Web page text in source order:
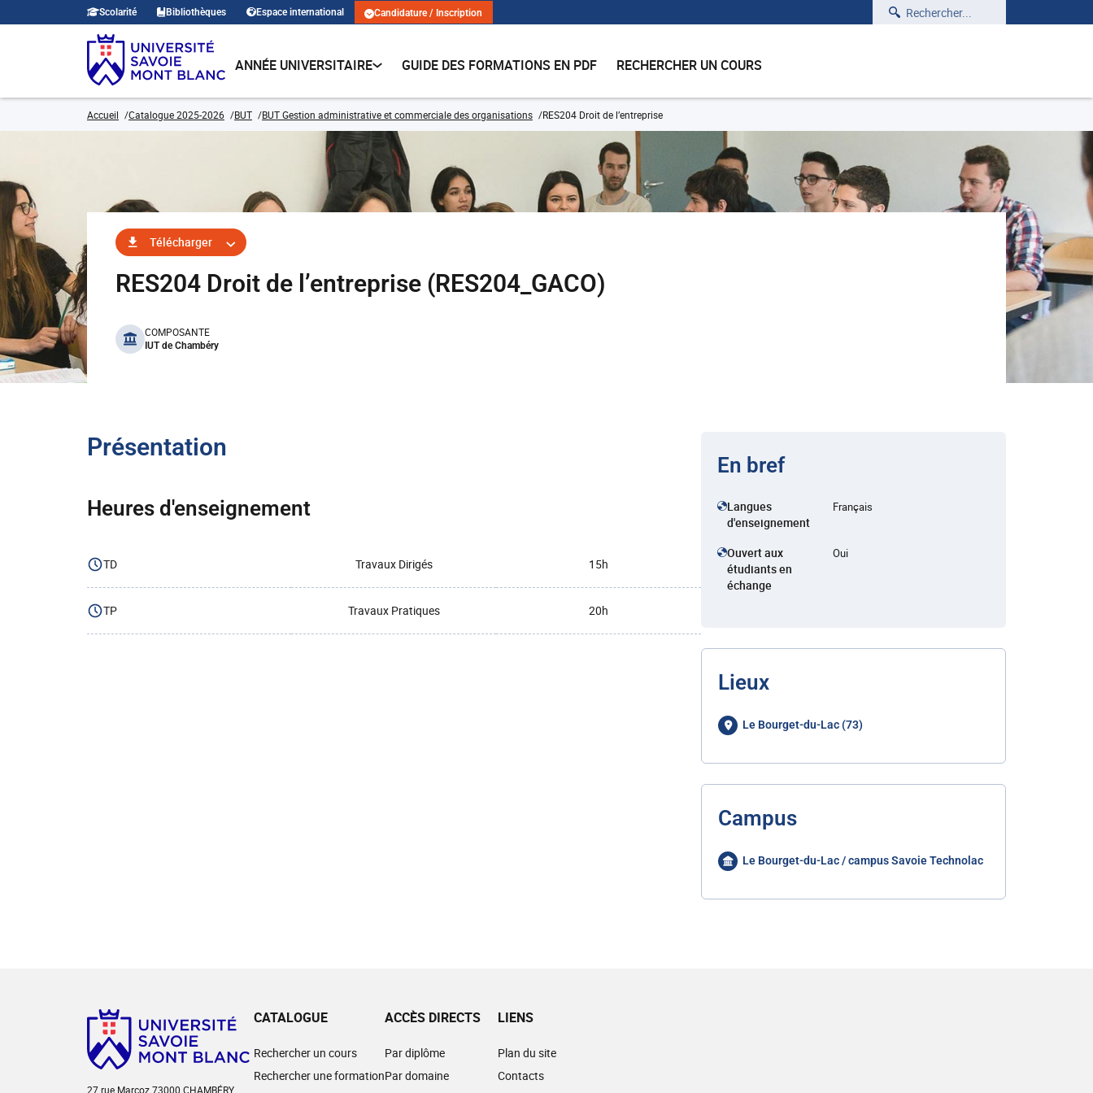
Scolarité Bibliothèques Espace international Candidature / Inscription Rechercher
ANNÉE UNIVERSITAIRE GUIDE DES FORMATIONS EN PDF RECHERCHER UN COURS
Accueil Catalogue 2025-2026 BUT BUT Gestion administrative et commerciale des organisations RES204 Droit de l’entreprise
Télécharger
RES204 Droit de l’entreprise (RES204_GACO)
benefits
COMPOSANTE
IUT de Chambéry
Présentation
Heures d'enseignement
TD Travaux Dirigés 15h
TP Travaux Pratiques 20h
En bref
Langues
d'enseignement
Français
Ouvert aux
étudiants en
échange
Oui
Lieux
Le Bourget-du-Lac (73)
Campus
Le Bourget-du-Lac / campus Savoie Technolac
27 rue Marcoz 73000 CHAMBÉRY
CATALOGUE
Rechercher un cours
Rechercher une formation
ACCÈS DIRECTS
Par diplôme
Par domaine
LIENS
Plan du site
Contacts